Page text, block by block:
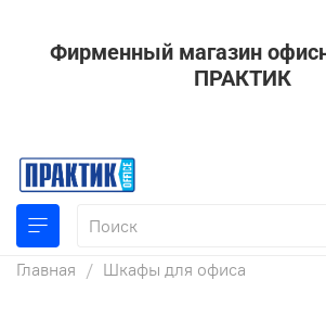
Фирменный магазин
ПРАКТИК
Главная Шкафы для офиса